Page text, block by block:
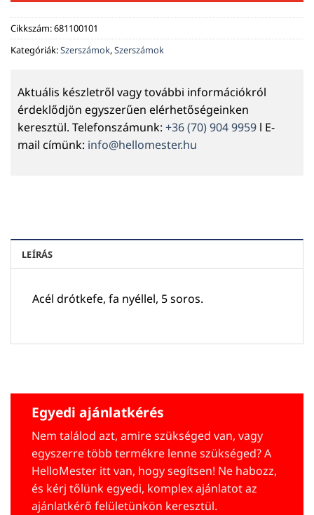
Cikkszám:681100101
Kategóriák:Szerszámok,Szerszámok
Aktuális készletről vagy további információkról
érdeklődjön egyszerűen elérhetőségeinken
keresztül. Telefonszámunk: +36 (70) 904 9959 l E-
mail címünk: info@hellomester.hu
LEÍRÁS
Acél drótkefe, fa nyéllel, 5 soros.
Egyedi ajánlatkérés
Nem találod azt, amire szükséged van, vagy
egyszerre több termékre lenne szükséged? A
HelloMester itt van, hogy segítsen! Ne habozz,
és kérj tőlünk egyedi, komplex ajánlatot az
ajánlatkérő felületünkön keresztül.